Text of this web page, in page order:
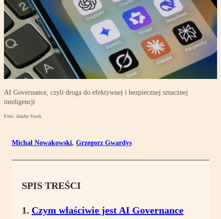
AI Governance, czyli droga do efektywnej i bezpiecznej sztucznej
inteligencji
Foto: Adobe Stock
Michał Nowakowski, Grzegorz Gwardys
SPIS TREŚCI
Czym właściwie jest AI Governance